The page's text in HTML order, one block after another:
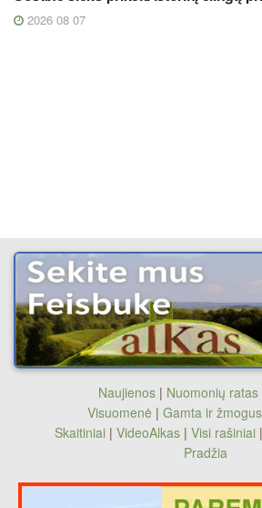
2026 08 07
Naujienos| Nuomonių ratas
Visuomenė | Gamta ir žmogus
Skaitiniai | VideoAlkas | Visi rašiniai |
Pradžia